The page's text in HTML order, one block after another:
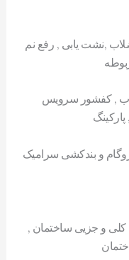
,نشت یابی , رفع نم
, کفشور سرویس
و بندکشی سرامیک
کلی و جزیی ساختمان ,